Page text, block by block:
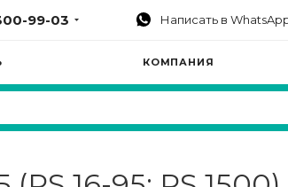
99-03 Написать в
КОМПАНИЯ